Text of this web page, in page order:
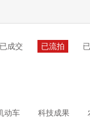
已成交 已流拍
动车 科技成果